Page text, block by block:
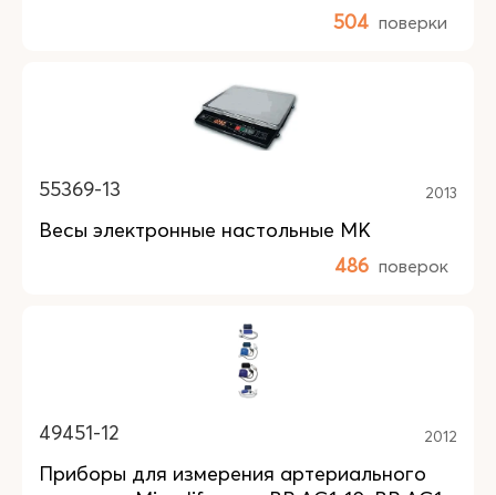
504 поверки
55369-13 2013
Весы электронные настольные МК
486 поверок
49451-12 2012
Приборы для измерения артериального